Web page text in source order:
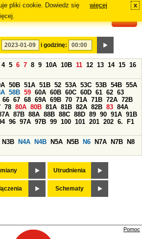
pliki cookie. Dowiedz się
więcej x
i godzinę:
4 5 6 7 8 9 10A 10B 11 12 13 14 15 16
50B 51A 51B 52 53A 53C 53B 54B 55A
58B 59 60A 60B 60C 60D 61 62 63
66 67 68 69A 69B 70 71A 71B 72A 72B
78 80A 80B 81A 81B 82A 82B 83 84A
87B 88A 88B 88C 88D 89 90 91A 91B
96 97A 97B 99 100 101 201 202 6.
F1
N3B N4A N4B N5A N5B N6 N7A N7B
N8
Utrudnienia
Schematy
Pomoc